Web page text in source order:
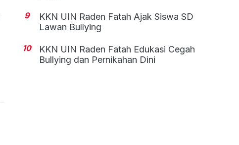
9
KKN UIN Raden Fatah Ajak Siswa SD
Lawan Bullying
10
KKN UIN Raden Fatah Edukasi Cegah
Bullying dan Pernikahan Dini